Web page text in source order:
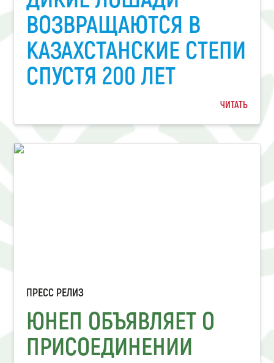
ВОЗВРАЩАЮТСЯ В
КАЗАХСТАНСКИЕ СТЕПИ
СПУСТЯ 200 ЛЕТ
ЧИТАТЬ
ПРЕСС РЕЛИЗ
ЮНЕП ОБЪЯВЛЯЕТ О
ПРИСОЕДИНЕНИИ